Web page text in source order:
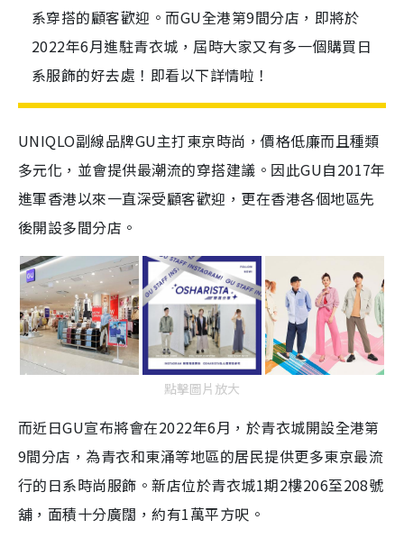
系穿搭的顧客歡迎。而GU全港第9間分店，即將於
2022年6月進駐青衣城，屆時大家又有多一個購買日
系服飾的好去處！即看以下詳情啦！
UNIQLO副線品牌GU主打東京時尚，價格低廉而且種類
多元化，並會提供最潮流的穿搭建議。因此GU自2017年
進軍香港以來一直深受顧客歡迎，更在香港各個地區先
後開設多間分店。
點擊圖片放大
而近日GU宣布將會在2022年6月，於青衣城開設全港第
9間分店，為青衣和東涌等地區的居民提供更多東京最流
行的日系時尚服飾。新店位於青衣城1期2樓206至208號
舖， 面積十分廣闊，約有1萬平方呎。